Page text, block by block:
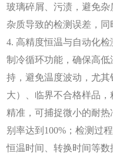
玻璃碎屑、污渍，避免
杂质导致的检测误差，同
4. 高精度恒温与自动化
制冷循环功能，确保高
持，避免温度波动，尤
大）、临界不合格样品
精准，可捕捉微小的耐
别率达到100%；检测过
恒温时间、转换时间等